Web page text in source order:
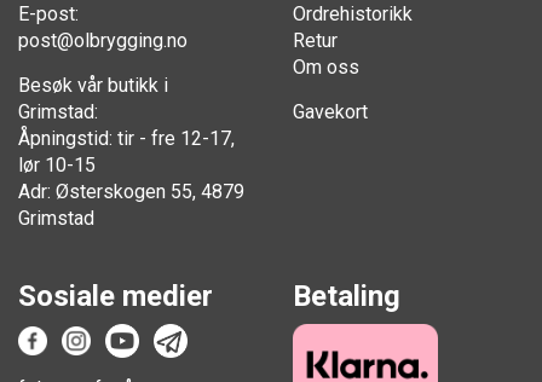
E-post:
post@olbrygging.no
Besøk vår butikk i
Grimstad:
Åpningstid: tir - fre 12-17,
lør 10-15
Adr: Østerskogen 55, 4879
Grimstad
Ordrehistorikk
Retur
Om oss
Gavekort
Sosiale medier Betaling